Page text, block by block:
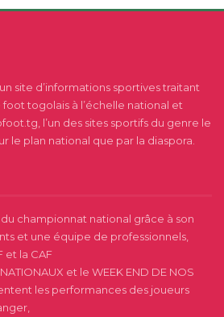
site d’informations sportives traitant
togolais à l’échelle national et
l’un des sites sportifs du genre le
le plan national que par la diaspora.
championnat national grâce à son
et une équipe de professionnels,
et la CAF
et le WEEK END DE NOS
les performances des joueurs